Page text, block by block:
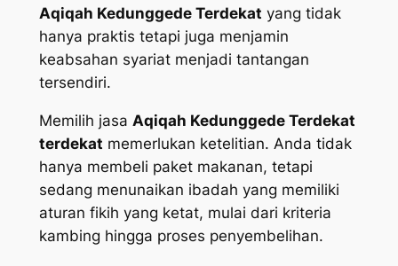
Aqiqah Kedunggede Terdekat yang tidak
hanya praktis tetapi juga menjamin
keabsahan syariat menjadi tantangan
tersendiri.
Memilih jasa Aqiqah Kedunggede Terdekat
terdekat memerlukan ketelitian. Anda tidak
hanya membeli paket makanan, tetapi
sedang menunaikan ibadah yang memiliki
aturan fikih yang ketat, mulai dari kriteria
kambing hingga proses penyembelihan.